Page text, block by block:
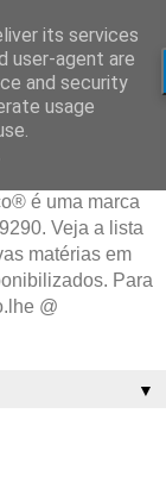
é uma marca
Veja a lista
matérias em
Para
@
▼
its services
user-agent are
and security
usage